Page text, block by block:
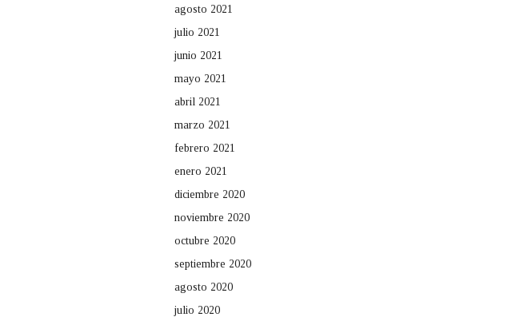
agosto 2021
julio 2021
junio 2021
mayo 2021
abril 2021
marzo 2021
febrero 2021
enero 2021
diciembre 2020
noviembre 2020
octubre 2020
septiembre 2020
agosto 2020
julio 2020